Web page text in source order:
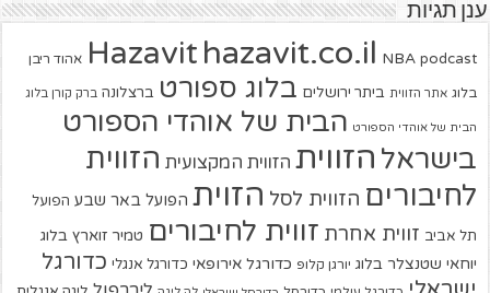
ענן תגיות
Hazavit hazavit.co.il NBA podcast אהוד ריבן
בלוג אתר הזווית ביתר ירושלים בלוג ספורט ברצלונה ברק קורן בלוג
הבית של אוהדי הספורט הבית של אוהדי הספורט
בישראל הזווית הזווית המקצועית הזווית
לחיבורים הזווית לסל הזוית הפועל באר שבע הפועל
תל אביב זווית אחרת זווית לחיבורים טמיר זוארץ בלוג
יוחאי שטנצלר בלוג יורגן קלופ כדורגל אירופאי כדורגל אנגלי כדורגל